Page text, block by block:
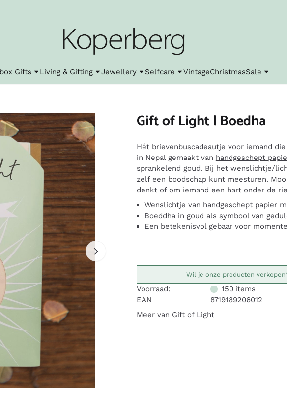
Gifts Living & Gifting Jewellery Selfcare VintageChristmasSale
Gift of Light | Boedha
Hét brievenbuscadeautje voor iemand
in Nepal gemaakt van handgeschept
sprankelend goud. Bij het wenslichtje/
zelf een boodschap kunt meesturen.
denkt of om iemand een hart onder de
Wenslichtje van handgeschept papier
Boeddha in goud als symbool van
Een betekenisvol gebaar voor
Wil je onze producten
Voorraad: 150 items
EAN
8719189206012
Meer van Gift of Light